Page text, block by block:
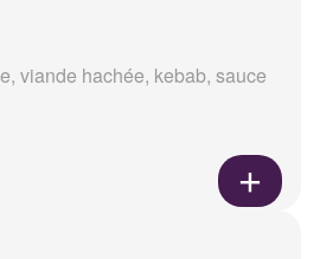
viande hachée, kebab, sauce